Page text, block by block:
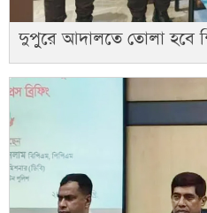
দুপুরে আদালতে তোলা হবে